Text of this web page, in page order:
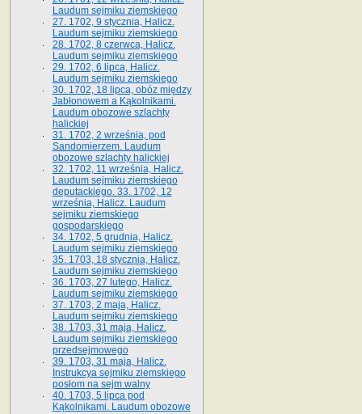
Laudum sejmiku ziemskiego
27. 1702, 9 stycznia, Halicz.
Laudum sejmiku ziemskiego
28. 1702, 8 czerwca, Halicz.
Laudum sejmiku ziemskiego
29. 1702, 6 lipca, Halicz.
Laudum sejmiku ziemskiego
30. 1702, 18 lipca, obóz między
Jabłonowem a Kąkolnikami.
Laudum obozowe szlachty
halickiej
31. 1702, 2 września, pod
Sandomierzem. Laudum
obozowe szlachty halickiej
32. 1702, 11 września, Halicz.
Laudum sejmiku ziemskiego
deputackiego. 33. 1702, 12
września, Halicz. Laudum
sejmiku ziemskiego
gospodarskiego
34. 1702, 5 grudnia, Halicz.
Laudum sejmiku ziemskiego
35. 1703, 18 stycznia, Halicz.
Laudum sejmiku ziemskiego
36. 1703, 27 lutego, Halicz.
Laudum sejmiku ziemskiego
37. 1703, 2 maja, Halicz.
Laudum sejmiku ziemskiego
38. 1703, 31 maja, Halicz.
Laudum sejmiku ziemskiego
przedsejmowego
39. 1703, 31 maja, Halicz.
Instrukcya sejmiku ziemskiego
posłom na sejm walny
40. 1703, 5 lipca pod
Kąkolnikami. Laudum obozowe